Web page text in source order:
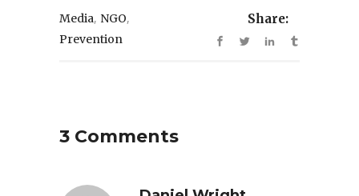
Media, NGO,
Prevention
Share:
3 Comments